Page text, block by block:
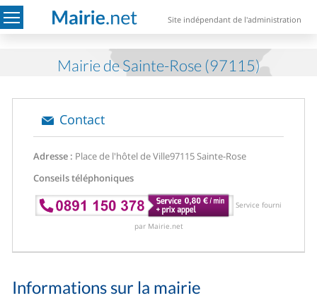
Site indépendant de l'administration
Mairie de Sainte-Rose (97115)
Contact
Adresse : Place de l'hôtel de Ville97115 Sainte-Rose
Conseils téléphoniques
Service fourni
par Mairie.net
Informations sur la mairie